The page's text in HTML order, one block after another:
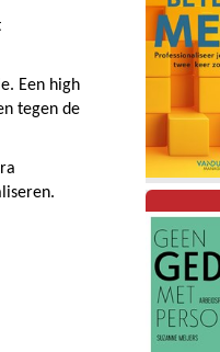
Een high
tegen de